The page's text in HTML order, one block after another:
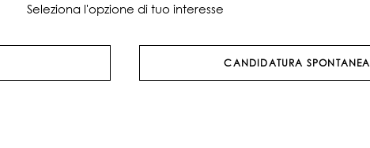
Seleziona l'opzione di tuo interesse
CANDIDATURA SPONTANEA